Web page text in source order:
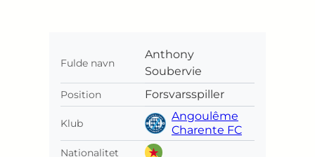
Fulde navn
Anthony
Soubervie
Position Forsvarsspiller
Klub
Angoulême
Charente FC
Nationalitet